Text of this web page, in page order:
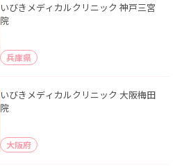
いびきメディカルクリニック 神戸三宮
院
兵庫県
いびきメディカルクリニック 大阪梅田
院
大阪府